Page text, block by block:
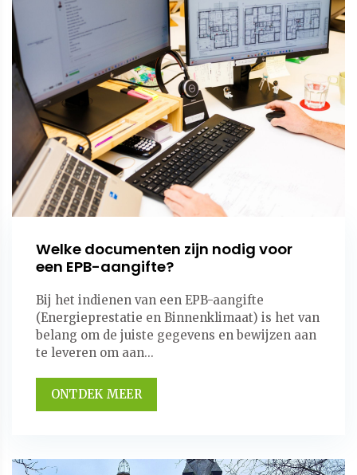
Welke documenten zijn nodig voor
een EPB-aangifte?
Bij het indienen van een EPB-aangifte
(Energieprestatie en Binnenklimaat) is het van
belang om de juiste gegevens en bewijzen aan
te leveren om aan...
ONTDEK MEER